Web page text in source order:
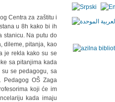
Centra za zaštitu i
u 8h kako bi ih
stanicu. Na putu do
dileme, pitanja, kao
je rekla kako su se
sa pitanjima kada
se pedagogu, sa
Pedagog OŠ Zaga
koji će im
kada imaju